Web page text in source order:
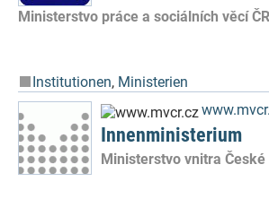
Ministerstvo práce a sociálních věcí ČR
Institutionen Ministerien
Innenministerium
Ministerstvo vnitra